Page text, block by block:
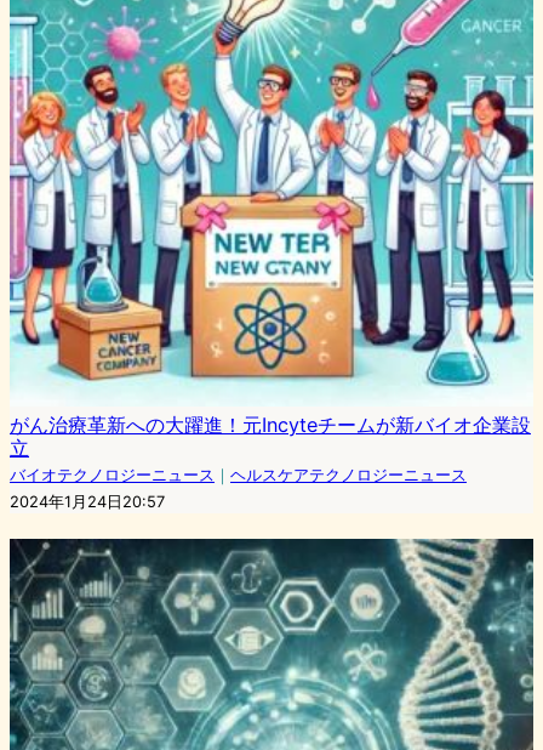
がん治療革新への大躍進！元Incyteチームが新バイオ企業設
立
バイオテクノロジーニュース ｜ ヘルスケアテクノロジーニュース
2024年1月24日20:57